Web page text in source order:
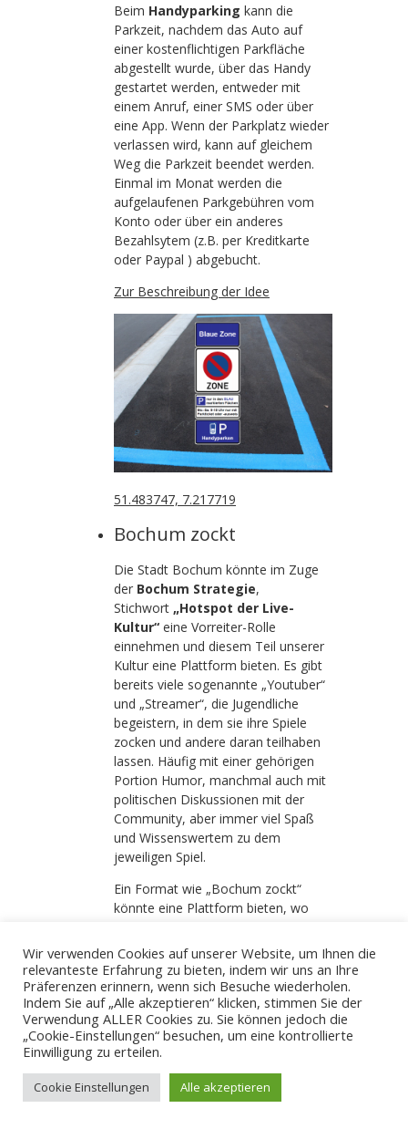
Beim Handyparking kann die
Parkzeit, nachdem das Auto auf
einer kostenflichtigen Parkfläche
abgestellt wurde, über das Handy
gestartet werden, entweder mit
einem Anruf, einer SMS oder über
eine App. Wenn der Parkplatz wieder
verlassen wird, kann auf gleichem
Weg die Parkzeit beendet werden.
Einmal im Monat werden die
aufgelaufenen Parkgebühren vom
Konto oder über ein anderes
Bezahlsytem (z.B. per Kreditkarte
oder Paypal ) abgebucht.
Zur Beschreibung der Idee
51.483747, 7.217719
Bochum zockt
Die Stadt Bochum könnte im Zuge
der Bochum Strategie,
Stichwort „Hotspot der Live-
Kultur“ eine Vorreiter-Rolle
einnehmen und diesem Teil unserer
Kultur eine Plattform bieten. Es gibt
bereits viele sogenannte „Youtuber“
und „Streamer“, die Jugendliche
begeistern, in dem sie ihre Spiele
zocken und andere daran teilhaben
lassen. Häufig mit einer gehörigen
Portion Humor, manchmal auch mit
politischen Diskussionen mit der
Community, aber immer viel Spaß
und Wissenswertem zu dem
jeweiligen Spiel.
Ein Format wie „Bochum zockt“
könnte eine Plattform bieten, wo
der Leinwand das tun können, was
sie sonst von zu Hause aus machen.
Mit Moderation und dem direkten
Kontakt zur Community könnte sich
im Zeitalter der Digitalisierung eine
neue Möglichkeit auftun, um junge
Menschen zu begeistern und in die
Innenstadt zu locken.
Wir verwenden Cookies auf unserer Website, um Ihnen die
relevanteste Erfahrung zu bieten, indem wir uns an Ihre
Präferenzen erinnern, wenn sich Besuche wiederholen.
Indem Sie auf „Alle akzeptieren“ klicken, stimmen Sie der
Verwendung ALLER Cookies zu. Sie können jedoch die
„Cookie-Einstellungen“ besuchen, um eine kontrollierte
Einwilligung zu erteilen.
Cookie Einstellungen Alle akzeptieren